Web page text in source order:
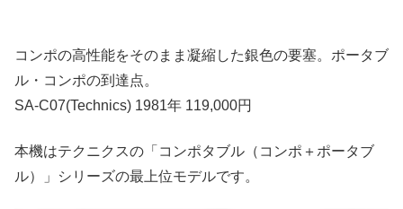
コンポの高性能をそのまま凝縮した銀色の要塞。ポータブ
ル・コンポの到達点。
SA-C07(Technics) 1981年 119,000円
本機はテクニクスの「コンポタブル（コンポ＋ポータブ
ル）」シリーズの最上位モデルです。